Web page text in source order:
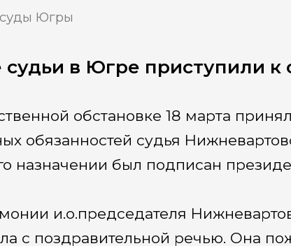
Югры
в Югре приступили к
обстановке 18 марта
обязанностей судья
назначении был подписан
и.о.председателя
с поздравительной речью. Она